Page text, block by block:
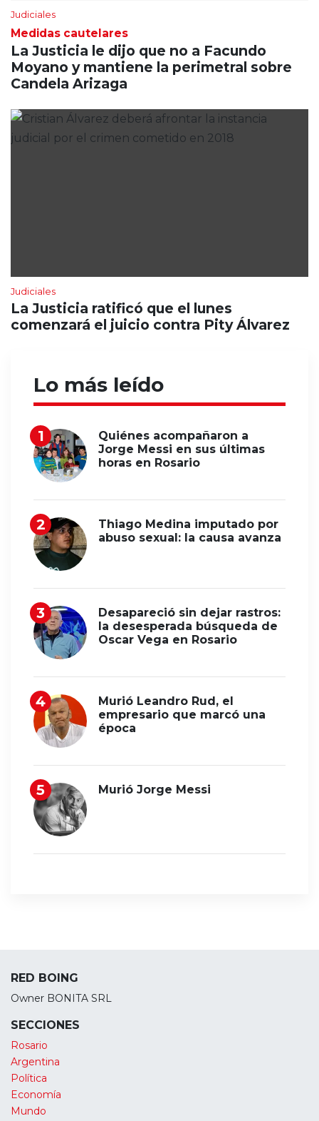
Judiciales
Medidas cautelares
La Justicia le dijo que no a Facundo
Moyano y mantiene la perimetral sobre
Candela Arizaga
Judiciales
La Justicia ratificó que el lunes
comenzará el juicio contra Pity Álvarez
Lo más leído
Quiénes acompañaron a
Jorge Messi en sus últimas
horas en Rosario
Thiago Medina imputado por
abuso sexual: la causa avanza
Desapareció sin dejar rastros:
la desesperada búsqueda de
Oscar Vega en Rosario
Murió Leandro Rud, el
empresario que marcó una
época
Murió Jorge Messi
RED BOING
Owner BONITA SRL
SECCIONES
Rosario
Argentina
Política
Economía
Mundo